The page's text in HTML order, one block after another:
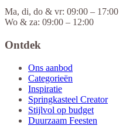
Ma, di, do & vr: 09:00 – 17:00
Wo & za: 09:00 – 12:00
Ontdek
Ons aanbod
Categorieën
Inspiratie
Springkasteel Creator
Stijlvol op budget
Duurzaam Feesten